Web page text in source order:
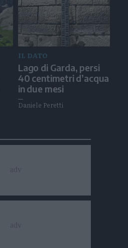
IL DATO
Lago di Garda, persi
40 centimetri d’acqua
in due mesi
Daniele Peretti